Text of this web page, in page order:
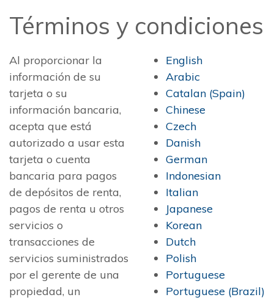
Términos y condiciones
English
Arabic
Catalan (Spain)
Chinese
Czech
Danish
German
Indonesian
Italian
Japanese
Korean
Dutch
Polish
Portuguese
Portuguese (Brazil)
Al proporcionar la
información de su
tarjeta o su
información bancaria,
acepta que está
autorizado a usar esta
tarjeta o cuenta
bancaria para pagos
de depósitos de renta,
pagos de renta u otros
servicios o
transacciones de
servicios suministrados
por el gerente de una
propiedad, un